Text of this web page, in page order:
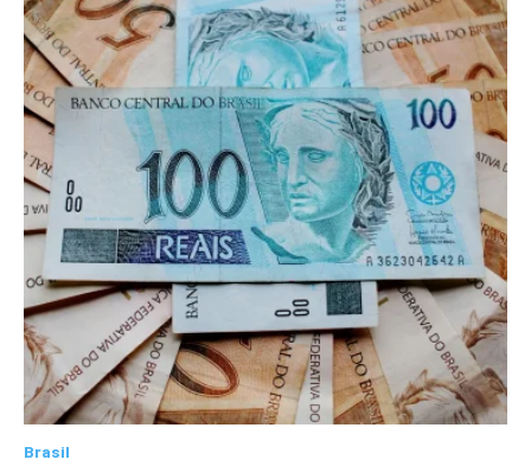
Brasil